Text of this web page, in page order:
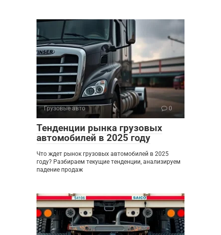
Грузовые авто 0
Тенденции рынка грузовых
автомобилей в 2025 году
Что ждет рынок грузовых автомобилей в 2025
году? Разбираем текущие тенденции, анализируем
падение продаж